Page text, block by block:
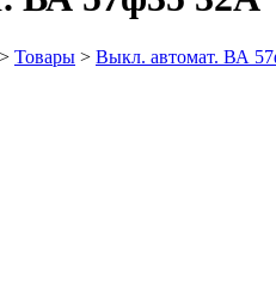
> Товары > Выкл. автомат. ВА